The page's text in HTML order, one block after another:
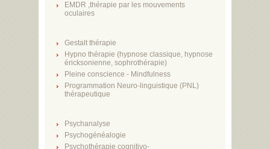
EMDR ,thérapie par les mouvements
oculaires
Gestalt thérapie
Hypno thérapie (hypnose classique, hypnose
éricksonienne, sophrothérapie)
Pleine conscience - Mindfulness
Programmation Neuro-linguistique (PNL)
thérapeutique
Psychanalyse
Psychogénéalogie
Psychothérapie cognitivo-